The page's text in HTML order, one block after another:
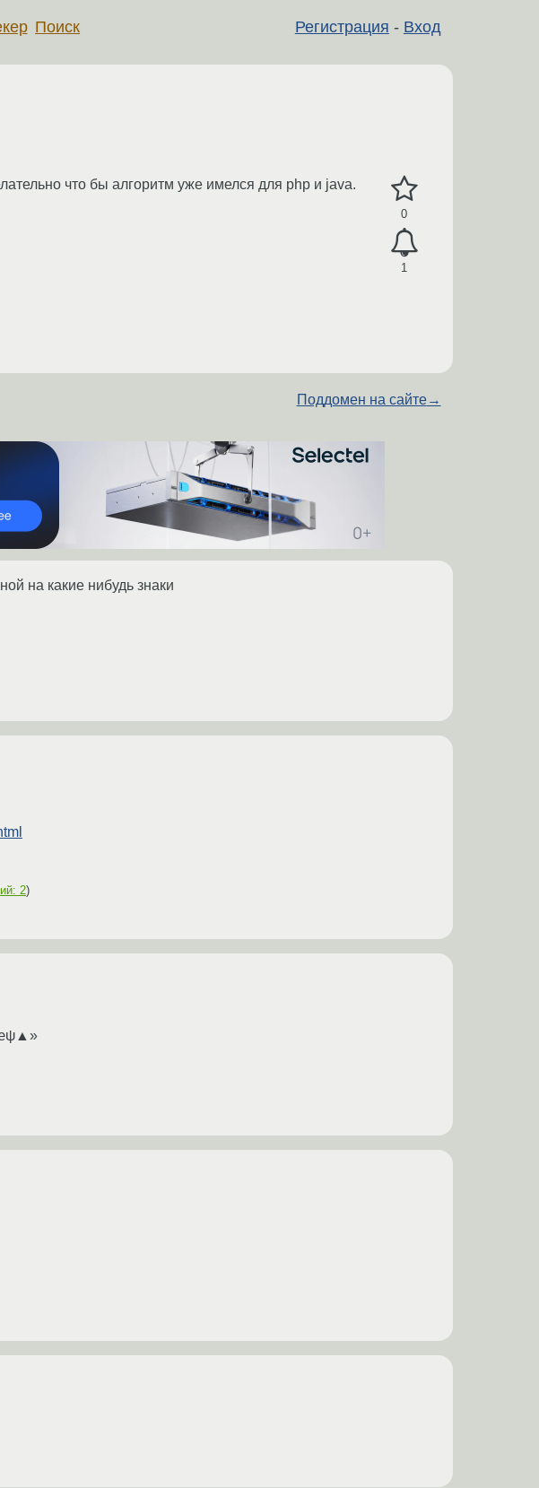
Регистрация - Вход
Поиск
0
1
что бы алгоритм уже имелся для php и java.
Поддомен на сайте→
на какие нибудь знаки
2)